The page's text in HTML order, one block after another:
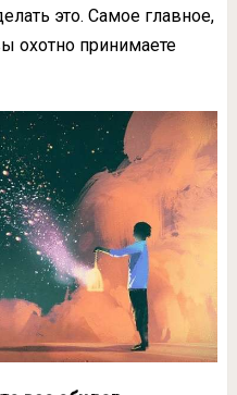
это. Самое главное,
охотно принимаете